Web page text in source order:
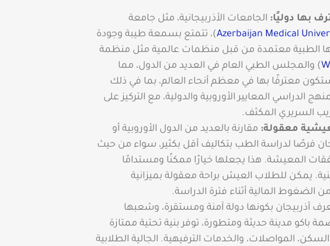
بها دوليًا: الجامعات الأذربيجانية، مثل جامعة
Azerbaijan Medical)، تتمتع بسمعة طيبة وجودة
الطبية معتمدة من قبل منظمات عالمية مثل منظمة
) والمجلس الطبي العام في العديد من الدول، مما
معترفًا بها في معظم أنحاء العالم، بما في ذلك
الدراسي المعايير الأوروبية والدولية، مع التركيز على
السريري المكثف.
معقولة: مقارنة بالعديد من الدول الأوروبية أو
فرصًا لدراسة الطب بتكاليف أقل بكثير، سواء من حيث
المعيشة. هذا يجعلها خيارًا ممكنًا ومستدامًا
يمكن للطلاب العيش براحة معقولة بميزانية
المالية أثناء فترة الدراسة.
أذربيجان بكونها دولة آمنة ومستقرة، وشعبها
باكو مدينة حديثة ومتطورة، توفر بنية تحتية ممتازة
المواصلات، والخدمات الترفيهية. الجالية الطلابية